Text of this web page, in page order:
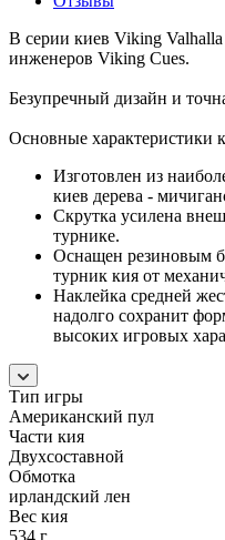
В серии киев Viking
инженеров Viking Cues.
Безупречный дизайн и
Основные характеристики
Изготовлен из
киев дерева -
Скрутка усилена
турнике.
Оснащен резиновым
турник кия от
Наклейка средней
надолго сохранит
высоких игровых
Тип игры
Американский пул
Части кия
Двухсоставной
Обмотка
ирландский лен
Вес кия
534 г